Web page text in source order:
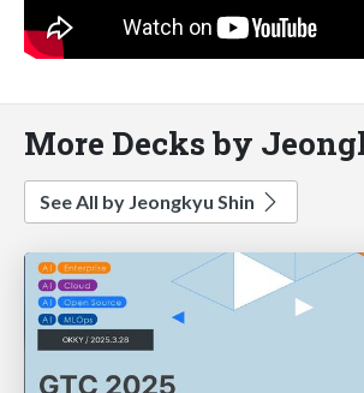
More Decks by
See All by Jeongkyu Shin